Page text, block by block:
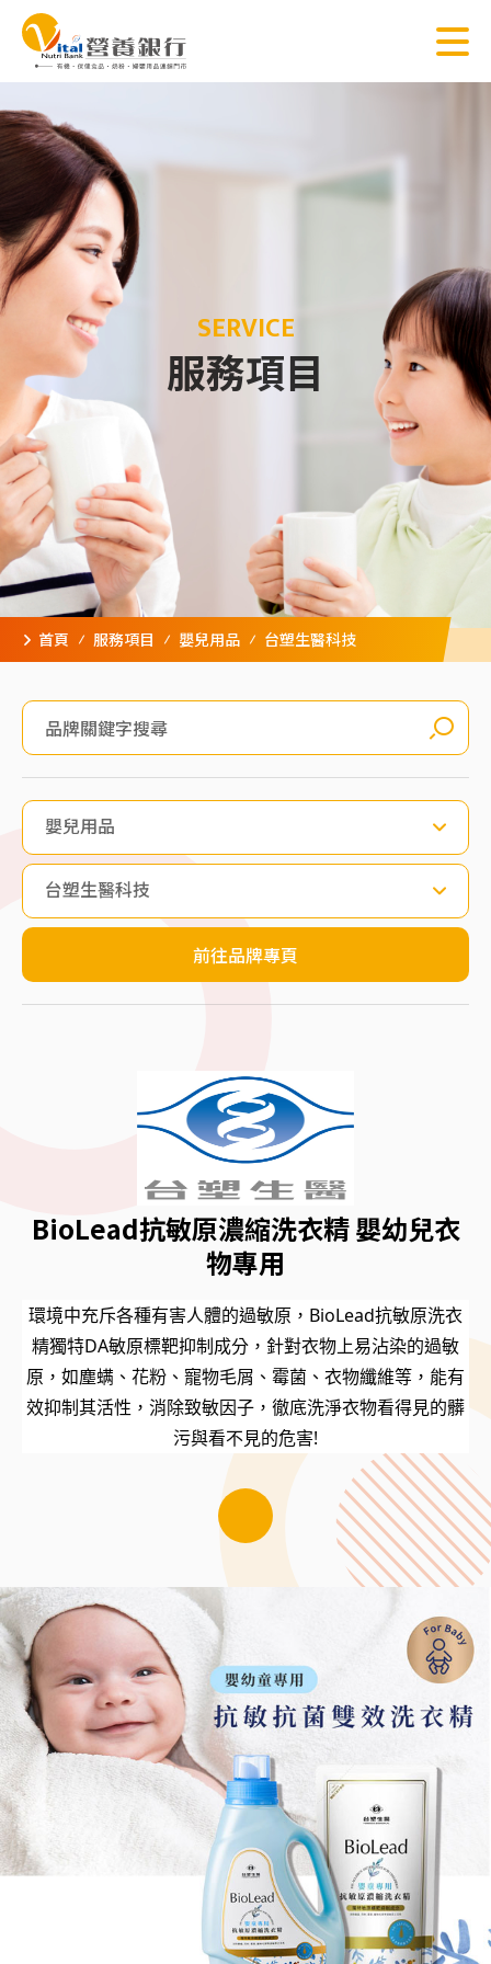
SERVICE
服務項目
首頁 服務項目 嬰兒用品 台塑生醫科技
嬰兒用品
台塑生醫科技
前往品牌專頁
BioLead抗敏原濃縮洗衣精 嬰幼兒衣
物專用
環境中充斥各種有害人體的過敏原，BioLead抗敏原洗衣
精獨特DA敏原標靶抑制成分，針對衣物上易沾染的過敏
原，如塵螨、花粉、寵物毛屑、霉菌、衣物纖維等，能有
效抑制其活性，消除致敏因子，徹底洗淨衣物看得見的髒
污與看不見的危害!